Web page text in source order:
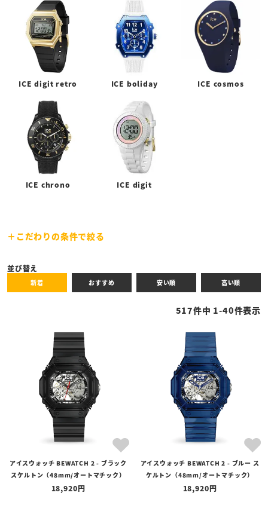
ICE digit retro ICE boliday ICE cosmos
ICE chrono ICE digit
こだわりの条件で絞る
全ての商品
セール商品
価格
並び替え
新着 おすすめ 安い順 高い順
517件中 1-40件表示
アイスウォッチ BEWATCH 2 - ブラック
スケルトン（48mm/オートマチック）
18,920
アイスウォッチ BEWATCH 2 - ブルー ス
ケルトン（48mm/オートマチック）
18,920